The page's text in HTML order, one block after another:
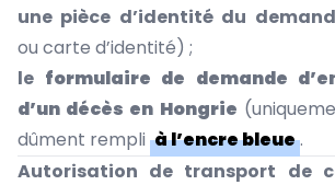
une pièce d’identité du
ou carte d’identité) ;
le formulaire de demande
d’un décès en Hongrie
dûment rempli à l’encre bleue.
Autorisation de transport de